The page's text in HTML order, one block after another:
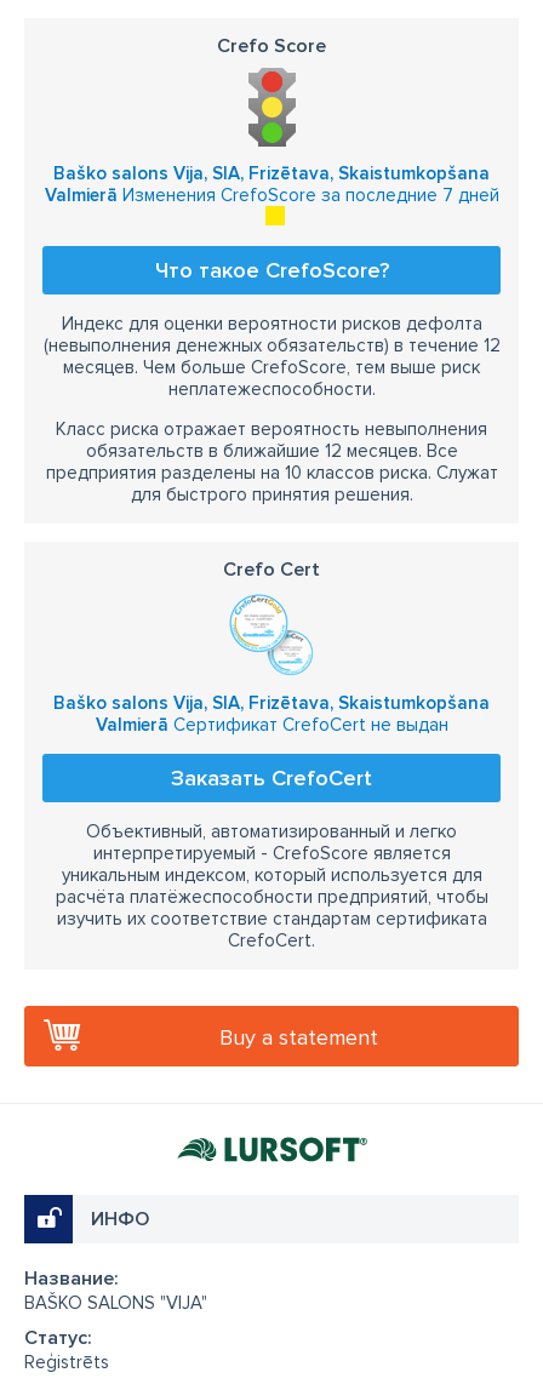
Crefo Score
Baško salons Vija, SIA, Frizētava, Skaistumkopšana
Valmierā Изменения CrefoScore за последние 7 дней
Что такое CrefoScore?
Индекс для оценки вероятности рисков дефолта
(невыполнения денежных обязательств) в течение 12
месяцев. Чем больше CrefoScore, тем выше риск
неплатежеспособности.
Класс риска отражает вероятность невыполнения
обязательств в ближайшие 12 месяцев. Все
предприятия разделены на 10 классов риска. Служат
для быстрого принятия решения.
Crefo Cert
Baško salons Vija, SIA, Frizētava, Skaistumkopšana
Valmierā Сертификат CrefoCert не выдан
Заказать CrefoCert
Объективный, автоматизированный и легко
интерпретируемый - CrefoScore является
уникальным индексом, который используется для
расчёта платёжеспособности предприятий, чтобы
изучить их соответствие стандартам сертификата
CrefoCert.
Buy a statement
ИНФО
Название:
BAŠKO SALONS "VIJA"
Cтатус:
Reģistrēts